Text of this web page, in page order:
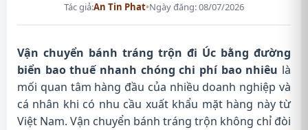
Tác giả:An Tin Phat•Ngày đăng: 08/07/2026
Vận chuyển bánh tráng trộn đi Úc bằng đường
biển bao thuế nhanh chóng chi phí bao nhiêu là
mối quan tâm hàng đầu của nhiều doanh nghiệp và
cá nhân khi có nhu cầu xuất khẩu mặt hàng này từ
Việt Nam. Vận chuyển bánh tráng trộn không chỉ đòi